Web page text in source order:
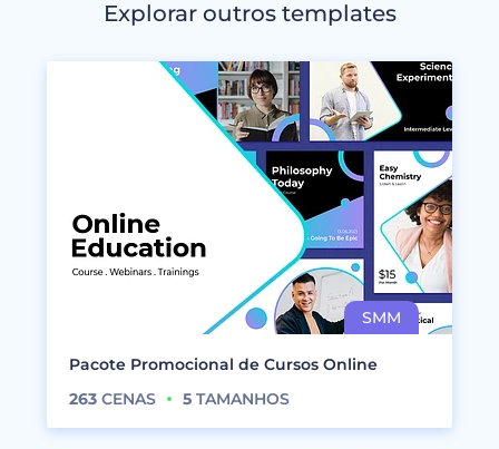
Explorar outros templates
Pacote Promocional de Cursos Online
263 CENAS 5 TAMANHOS